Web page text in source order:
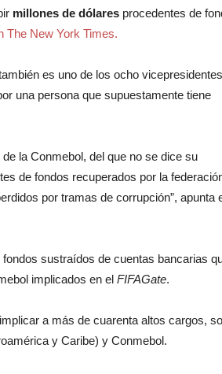
millones de dólares procedentes de
The New York Times.
es uno de los ocho
una persona que supuestamente tiene
la Conmebol, del que no se dice su
de fondos recuperados por la
por tramas de corrupción”, apunta
sustraídos de cuentas bancarias
implicados en el FIFAGate.
a más de cuarenta altos cargos,
y Caribe) y Conmebol.